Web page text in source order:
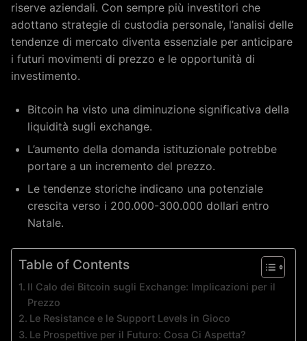
riserve aziendali. Con sempre più investitori che
adottano strategie di custodia personale, l’analisi delle
tendenze di mercato diventa essenziale per anticipare
i futuri movimenti di prezzo e le opportunità di
investimento.
Bitcoin ha visto una diminuzione significativa della
liquidità sugli exchange.
L’aumento della domanda istituzionale potrebbe
portare a un incremento del prezzo.
Le tendenze storiche indicano una potenziale
crescita verso i 200.000-300.000 dollari entro
Natale.
Table of Contents
Il Calo dei Bitcoin sugli Exchange: Implicazioni per il
Prezzo
Le Resistance e le Support Levels in Gioco
Le Prospettive per il Futuro: Cosa Ci Aspetta?